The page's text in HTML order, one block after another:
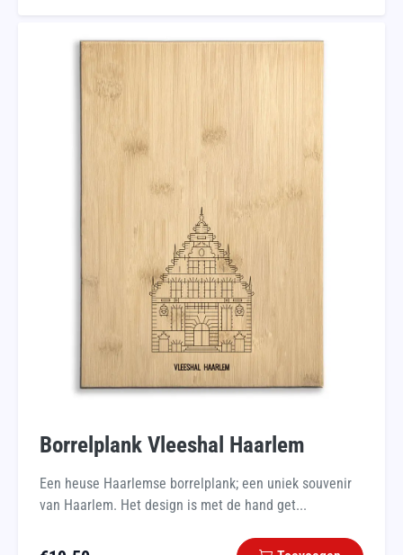
Borrelplank Vleeshal Haarlem
Een heuse Haarlemse borrelplank; een uniek souvenir
van Haarlem. Het design is met de hand get...